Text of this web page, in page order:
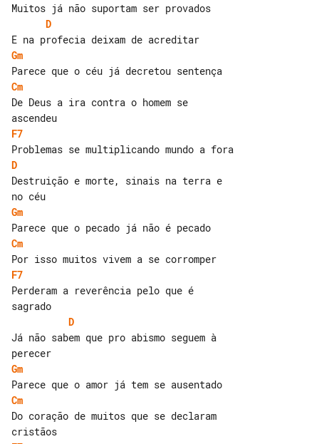
D
Gm
Cm
De Deus a ira contra o homem se
F7
D
Destruição e morte, sinais na terra e
Gm
Cm
F7
Perderam a reverência pelo que é
D
Já não sabem que pro abismo seguem à
Gm
Cm
Do coração de muitos que se declaram